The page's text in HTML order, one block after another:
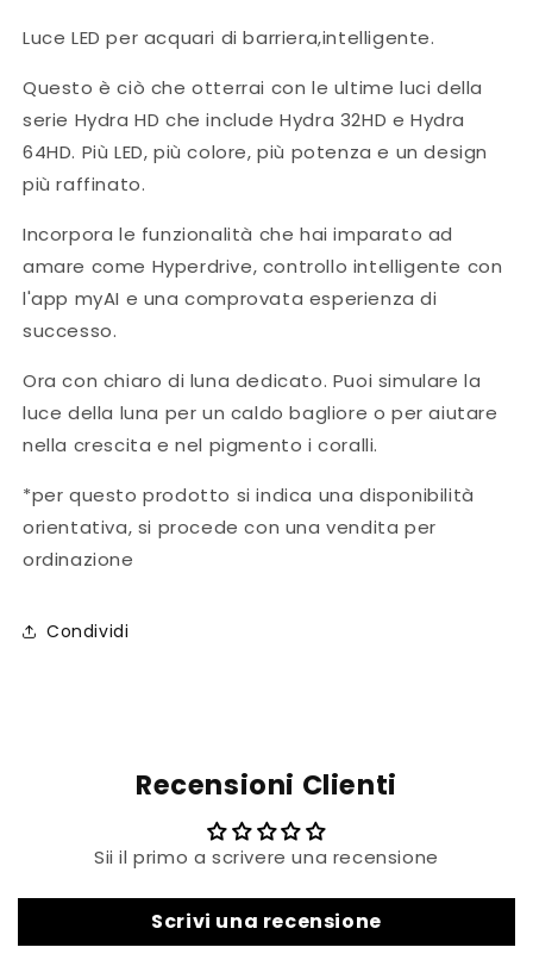
Luce LED per acquari di barriera,intelligente.
Questo è ciò che otterrai con le ultime luci della
serie Hydra HD che include Hydra 32HD e Hydra
64HD. Più LED, più colore, più potenza e un design
più raffinato.
Incorpora le funzionalità che hai imparato ad
amare come Hyperdrive, controllo intelligente con
l'app myAI e una comprovata esperienza di
successo.
Ora con chiaro di luna dedicato. Puoi simulare la
luce della luna per un caldo bagliore o per aiutare
nella crescita e nel pigmento i coralli.
*per questo prodotto si indica una disponibilità
orientativa, si procede con una vendita per
ordinazione
Condividi
Recensioni Clienti
Sii il primo a scrivere una recensione
Scrivi una recensione